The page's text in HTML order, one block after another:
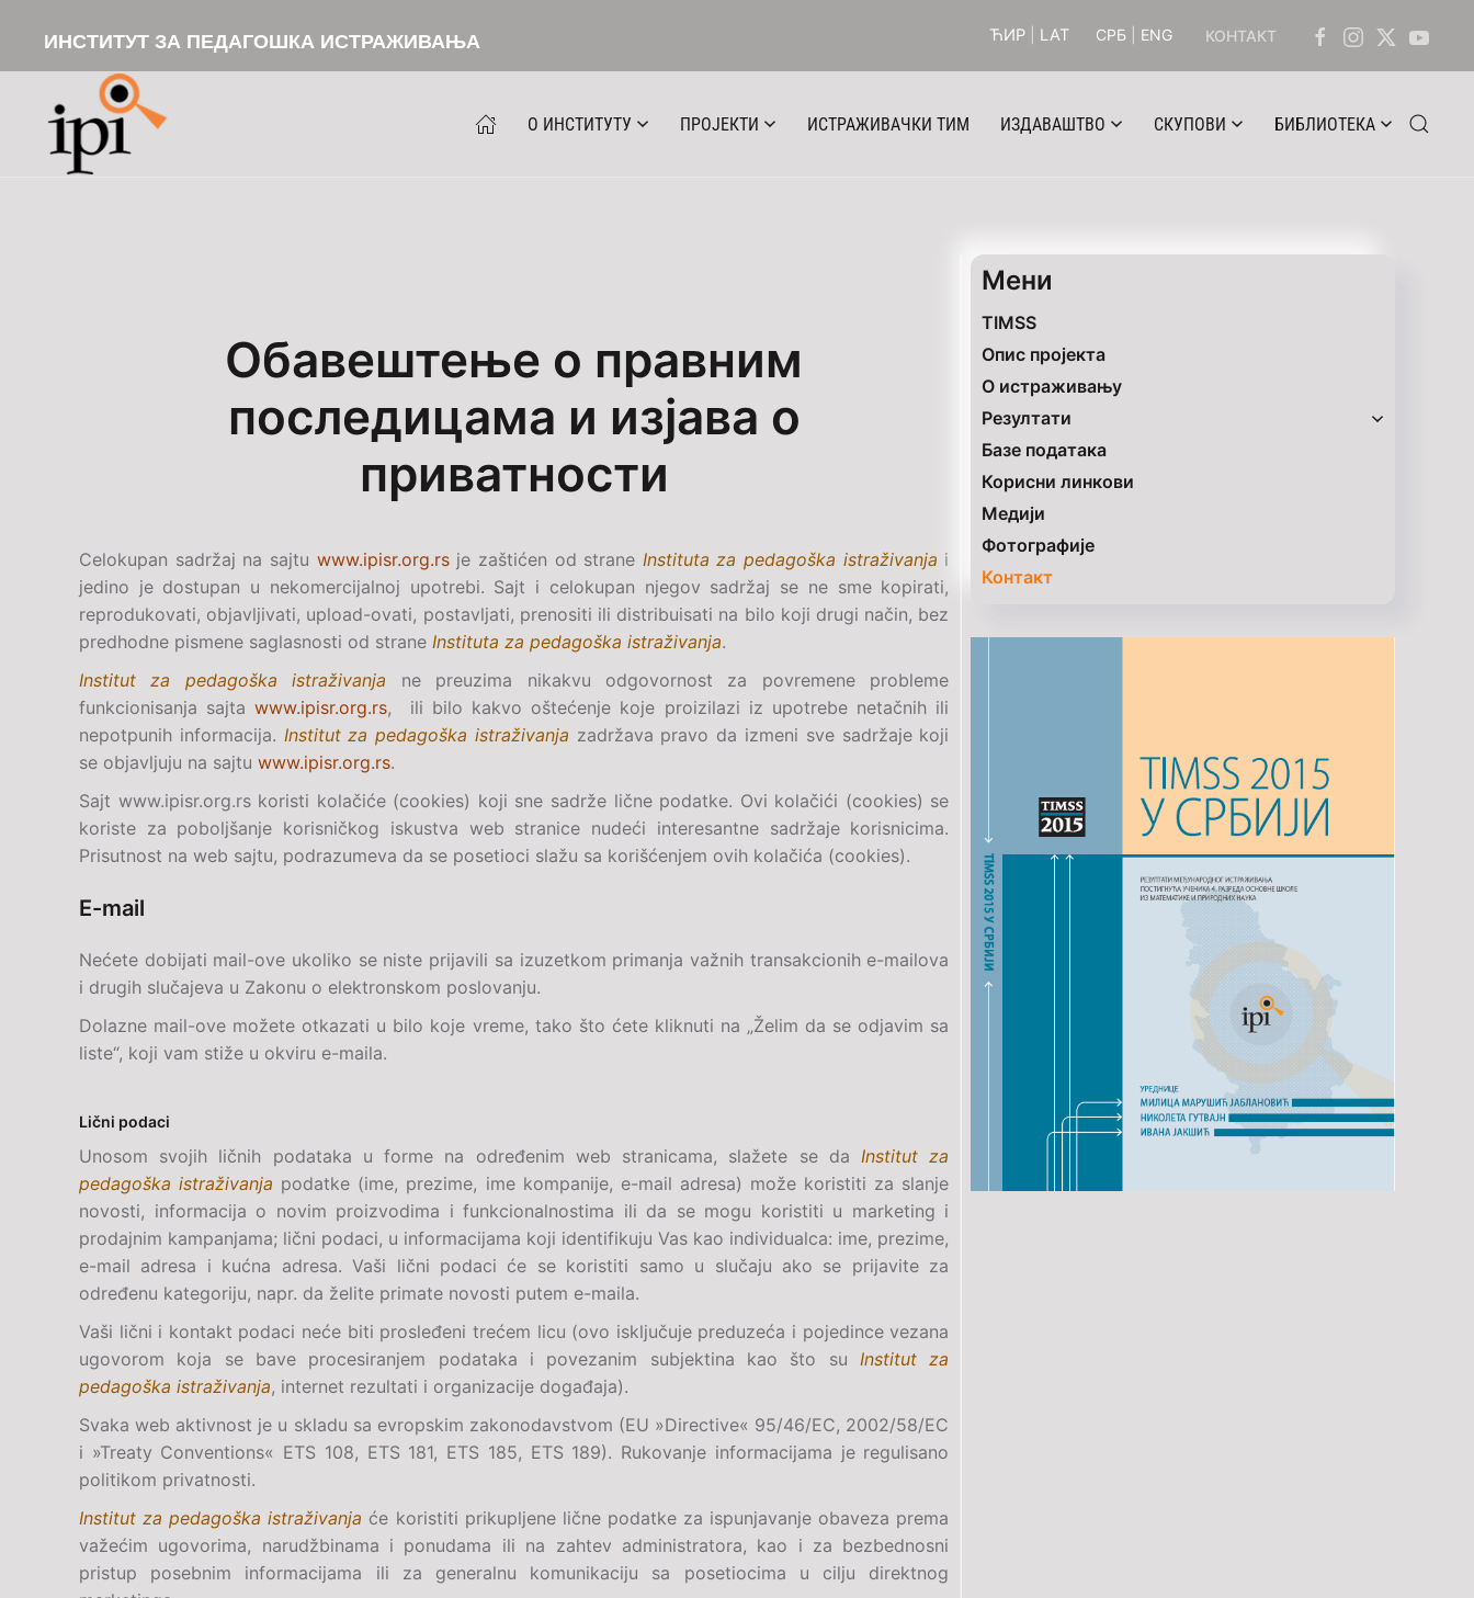
ИНСТИТУТ ЗА ПЕДАГОШКА ИСТРАЖИВАЊА ЋИР LAT СРБ ENG КОНТАКТ
О ИНСТИТУТУ ПРОЈЕКТИ ИСТРАЖИВАЧКИ ТИМ ИЗДАВАШТВО СКУПОВИ БИБЛИОТЕКА
Обавештење о правним
последицама и изјава о
приватности
Celokupan sadržaj na sajtu www.ipisr.org.rsje zaštićen od strane Instituta za pedagoška istraživanja i
jedino je dostupan u nekomercijalnoj upotrebi. Sajt i celokupan njegov sadržaj se ne sme kopirati,
reprodukovati, objavljivati, upload-ovati, postavljati, prenositi ili distribuisati na bilo koji drugi način, bez
predhodne pismene saglasnosti od strane Instituta za pedagoška istraživanja.
Institut za pedagoška istraživanja ne preuzima nikakvu odgovornost za povremene probleme
funkcionisanja sajtawww.ipisr.org.rs, ili bilo kakvo oštećenje koje proizilazi iz upotrebe netačnih ili
nepotpunih informacija. Institut za pedagoška istraživanja zadržava pravo da izmeni sve sadržaje koji
se objavljuju na sajtu www.ipisr.org.rs.
Sajt www.ipisr.org.rs koristi kolačiće (cookies) koji sne sadrže lične podatke. Ovi kolačići (cookies) se
koriste za poboljšanje korisničkog iskustva web stranice nudeći interesantne sadržaje korisnicima.
Prisutnost na web sajtu, podrazumeva da se posetioci slažu sa korišćenjem ovih kolačića (cookies).
E-mail
Nećete dobijati mail-ove ukoliko se niste prijavili sa izuzetkom primanja važnih transakcionih e-mailova
i drugih slučajeva u Zakonu o elektronskom poslovanju.
Dolazne mail-ove možete otkazati u bilo koje vreme, tako što ćete kliknuti na „Želim da se odjavim sa
liste“, koji vam stiže u okviru e-maila.
Lični podaci
Unosom svojih ličnih podataka u forme na određenim web stranicama, slažete se daInstitut za
pedagoška istraživanja podatke (ime, prezime, ime kompanije, e-mail adresa) može koristiti za slanje
novosti, informacija o novim proizvodima i funkcionalnostima ili da se mogu koristiti u marketing i
prodajnim kampanjama; lični podaci, u informacijama koji identifikuju Vas kao individualca: ime, prezime,
e-mail adresa i kućna adresa. Vaši lični podaci će se koristiti samo u slučaju ako se prijavite za
određenu kategoriju, napr. da želite primate novosti putem e-maila.
Vaši lični i kontakt podaci neće biti prosleđeni trećem licu (ovo isključuje preduzeća i pojedince vezana
ugovorom koja se bave procesiranjem podataka i povezanim subjektina kao što suInstitut za
pedagoška istraživanja, internet rezultati i organizacije događaja).
Svaka web aktivnost je u skladu sa evropskim zakonodavstvom (EU »Directive« 95/46/EC, 2002/58/EC
i »Treaty Conventions« ETS 108, ETS 181, ETS 185, ETS 189). Rukovanje informacijama je regulisano
politikom privatnosti.
Institut za pedagoška istraživanja će koristiti prikupljene lične podatke za ispunjavanje obaveza prema
važećim ugovorima, narudžbinama i ponudama ili na zahtev administratora, kao i za bezbednosni
pristup posebnim informacijama ili za generalnu komunikaciju sa posetiocima u cilju direktnog
Mени
TIMSS
Опис пројекта
O истраживању
Резултати
Базе података
Корисни линкови
Медији
Фотографије
Контакт